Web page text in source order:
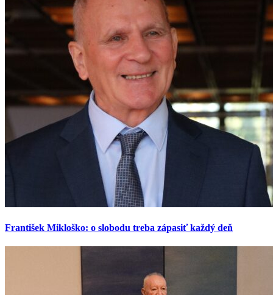
František Mikloško: o slobodu treba zápasiť každý deň